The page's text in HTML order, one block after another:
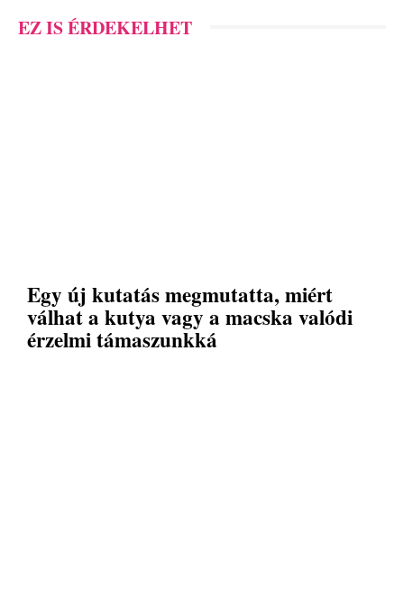
EZ IS ÉRDEKELHET
Egy új kutatás megmutatta, miért
válhat a kutya vagy a macska valódi
érzelmi támaszunkká